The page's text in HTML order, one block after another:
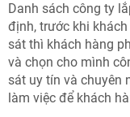
Danh sách công ty
định, trước khi
sát thì khách hàng
và chọn cho mình
sát uy tín và chuyên
làm việc để khách